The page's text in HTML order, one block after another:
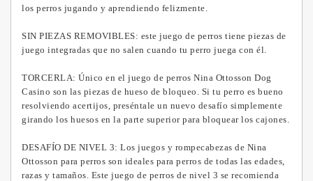
los perros jugando y aprendiendo felizmente.
SIN PIEZAS REMOVIBLES: este juego de perros tiene piezas de
juego integradas que no salen cuando tu perro juega con él.
TORCERLA: Único en el juego de perros Nina Ottosson Dog
Casino son las piezas de hueso de bloqueo. Si tu perro es bueno
resolviendo acertijos, preséntale un nuevo desafío simplemente
girando los huesos en la parte superior para bloquear los cajones.
DESAFÍO DE NIVEL 3: Los juegos y rompecabezas de Nina
Ottosson para perros son ideales para perros de todas las edades,
razas y tamaños. Este juego de perros de nivel 3 se recomienda